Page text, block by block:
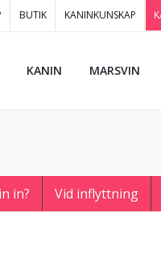
BUTIK KANINKUNSKAP
KANIN MARSVIN
in? Vid inflyttning